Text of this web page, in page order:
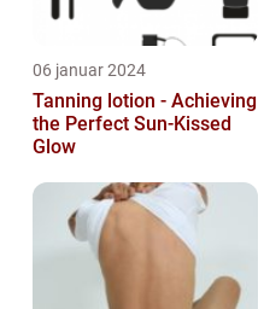
06 januar 2024
Tanning lotion - Achieving
the Perfect Sun-Kissed
Glow